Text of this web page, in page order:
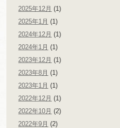
2025年12月 (1)
2025年1月 (1)
2024年12月 (1)
2024年1月 (1)
2023年12月 (1)
2023年8月 (1)
2023年1月 (1)
2022年12月 (1)
2022年10月 (2)
2022年9月 (2)